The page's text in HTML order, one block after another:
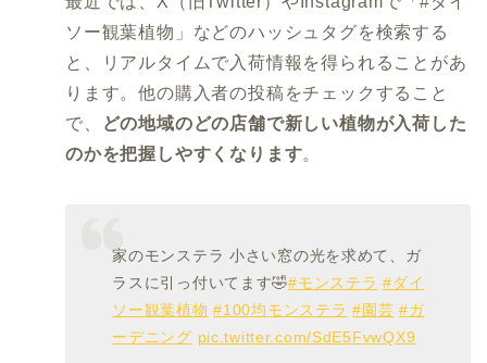
ソー観葉植物」などのハッシュタグを検索する
と、リアルタイムで入荷情報を得られることがあ
ります。他の購入者の投稿をチェックすること
で、
どの地域のどの店舗で新しい植物が入荷した
のかを把握しやすくなります。
家のモンステラ 小さい窓の光を求めて、ガ
ラスに引っ付いてます🤣#モンステラ #ダイ
ソー観葉植物 #100均モンステラ #園芸 #ガ
ーデニング pic.twitter.com/SdE5FvwQX9